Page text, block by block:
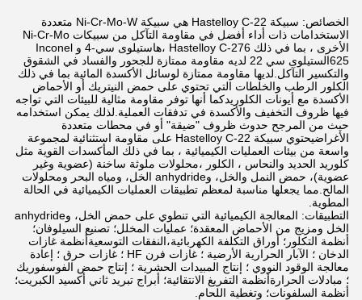
الخصائص: سبيكة Hastelloy C-22 هي سبيكة Ni-Cr-Mo-W متعددة
الاستخدامات ذات أداء أفضل في مقاومة التآكل من سبيكات Ni-Cr-Mo
الأخرى ، بما في ذلك Hastelloy C-276 ،هاستيلوى سي-4 و Inconel
625الستيلوى سي 22 لديه مقاومة ممتازة للجحور والفساد في الشقوق
والتكسير التآكل.لديها مقاومة ممتازة لوسائل الأكسدة المائية بما في ذلك
الكلور الرطب والخلطات التي تحتوي على حمض النيتريك أو الأحماض
الأكسدة مع أيونات الكلوريدكما أنها توفر مقاومة مثالية للبيئات التي تواجه
فيها ظروف التخفيف والأكسدة في تدفقات العملية.لذلك يمكن استخدامه
حيث من المرجح حدوث ظروف "ضيقة" أو في محطات متعددة
الأغراضيحتوي سبيكة Hastelloy C-22 على مقاومة استثنائية لمجموعة
واسعة من بيئات العمليات الكيميائية ، بما في ذلك المأكسدات القوية مثل
كلوريد الحديد والنحاس ، الكلور ،محلولات ملوثة ساخنة (عضوية وغير
عضوية)، حمض النمل والخل، وanhydride الخل، ومياه البحر ومحلولات
المالح.مما يجعلها مناسبة لمعظم تطبيقات العمليات الكيميائية في الحالة
المطوية.
التطبيقات: المعالجة الكيميائية التي تنطوي على حمض الخل، وanhydride
الخل ومزيج من الأحماض المعقدة؛ عمليات المخلل؛ تصنيع السيلوفان؛
أنظمة التكلور؛ أوراق التكلفة الكهربائية،النفقات التوسعيةأنظمة غازات
الدخان ؛ الآبار الحرارية الأرضية ؛ غازات فرن HF ؛ غازات حرق ؛ إعادة
معالجة الوقود النووي ؛ إنتاج المبيدات الحشرية ؛ إنتاج حمض الفوسفوريك
؛ مبادلات الحرارةأنظمة التفريغ الانتقائية؛ أبراج تبريد ثاني أكسيد الكبريت؛
أنظمة السلفونات؛ وتغطية اللحام.